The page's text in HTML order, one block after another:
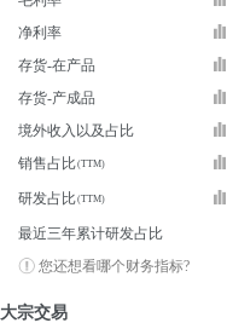
净利率
存货-在产品
存货-产成品
境外收入以及占比
销售占比
研发占比
最近三年累计研发占比
您还想看哪个财务指标?
大宗交易